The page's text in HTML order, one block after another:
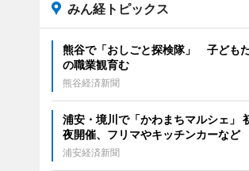
みん経トピックス
熊谷で「おしごと探検隊」 子ども
の職業観育む
熊谷経済新聞
浦安・境川で「かわまちマルシェ」
夜開催、フリマやキッチンカーなど
浦安経済新聞